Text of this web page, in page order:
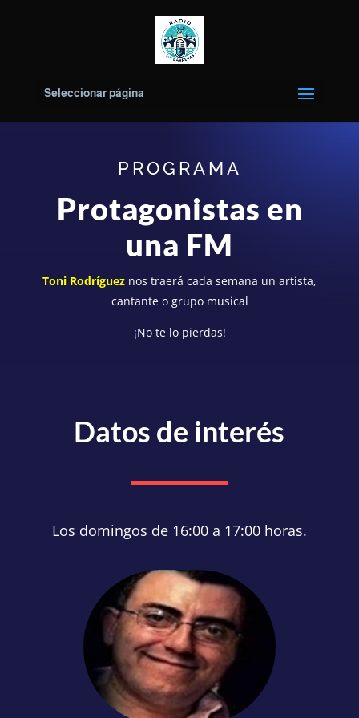
Seleccionar página
PROGRAMA
Protagonistas en
una FM
Toni Rodríguez nos traerá cada semana un artista,
cantante o grupo musical
¡No te lo pierdas!
Datos de interés
Los domingos de 16:00 a 17:00 horas.